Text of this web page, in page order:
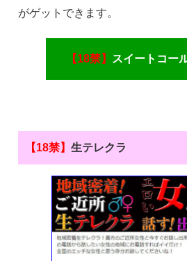
がゲットできます。
【18禁】 スイートコー
【18禁】 生テレクラ